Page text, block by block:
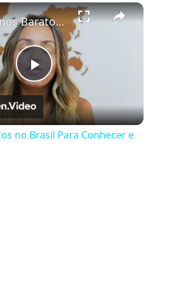
×
Play Video
5 Destinos Baratos no Brasil Para Conhecer e Amar! 🇧🇷✨
no Brasil Para Conhecer e